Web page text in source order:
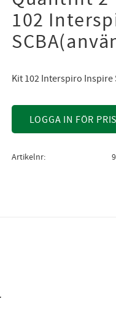
102
Kit 102 Interspiro Inspire
LOGGA IN FÖR
Artikelnr